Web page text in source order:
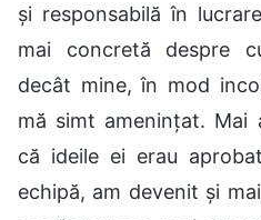
și responsabilă în
mai concretă despre
decât mine, în mod
mă simt amenințat. Mai
că ideile ei erau
echipă, am devenit și